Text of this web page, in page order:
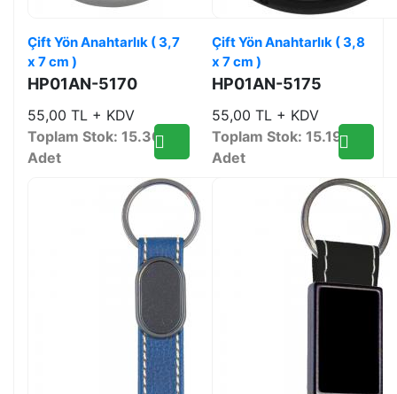
Çift Yön Anahtarlık ( 3,7
x 7 cm )
HP01AN-5170
55,00 TL + KDV
Toplam Stok: 15.303
Adet
Çift Yön Anahtarlık ( 3,8
x 7 cm )
HP01AN-5175
55,00 TL + KDV
Toplam Stok: 15.195
Adet